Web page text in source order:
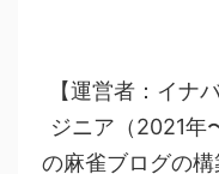
【運営者：イナ
ジニア（2021年
の麻雀ブログの